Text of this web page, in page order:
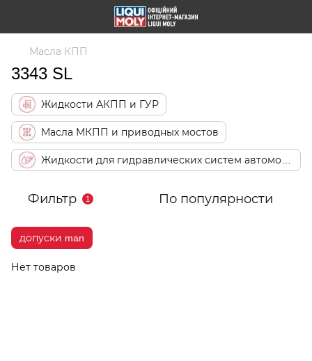
Масла КПП
3343 SL
Жидкости АКПП и ГУР
Масла МКПП и приводных мостов
Фильтр 1 По популярности
допуски man
Нет товаров